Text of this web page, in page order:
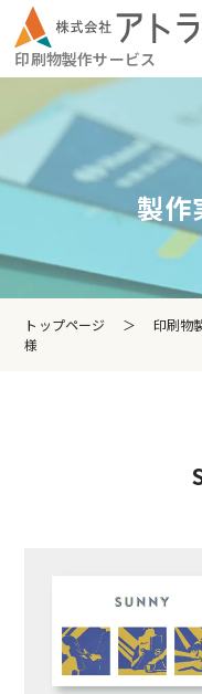
印刷物製作サービス
製作
トップページ ＞ 印刷物
様